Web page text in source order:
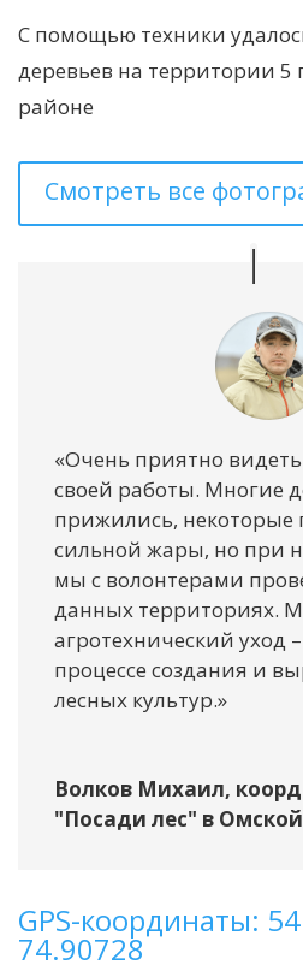
С помощью техники
деревьев на территории 5
районе
Смотреть все
«Очень приятно
своей работы. Многие
прижились, некоторые
сильной жары, но при
мы с волонтерами
данных территориях.
агротехнический уход
процессе создания и
лесных культур.»
Волков Михаил,
"Посади лес" в
GPS-координаты:
74.90728